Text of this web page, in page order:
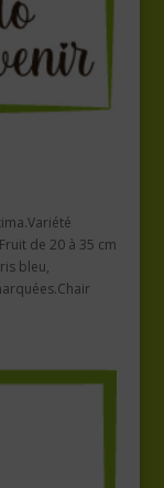
de 20 à 35 cm
bleu,